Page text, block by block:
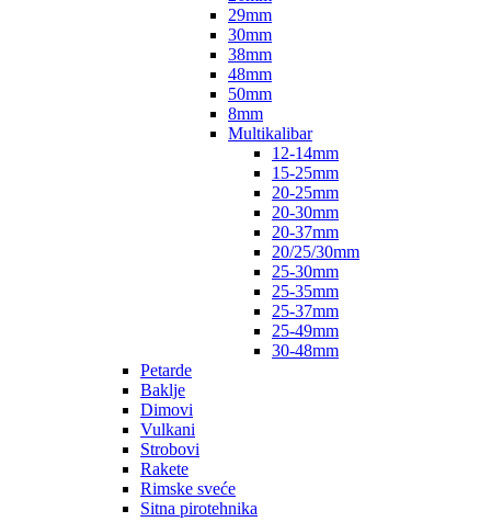
29mm
30mm
38mm
48mm
50mm
8mm
Multikalibar
12-14mm
15-25mm
20-25mm
20-30mm
20-37mm
20/25/30mm
25-30mm
25-35mm
25-37mm
25-49mm
30-48mm
Petarde
Baklje
Dimovi
Vulkani
Strobovi
Rakete
Rimske sveće
Sitna pirotehnika